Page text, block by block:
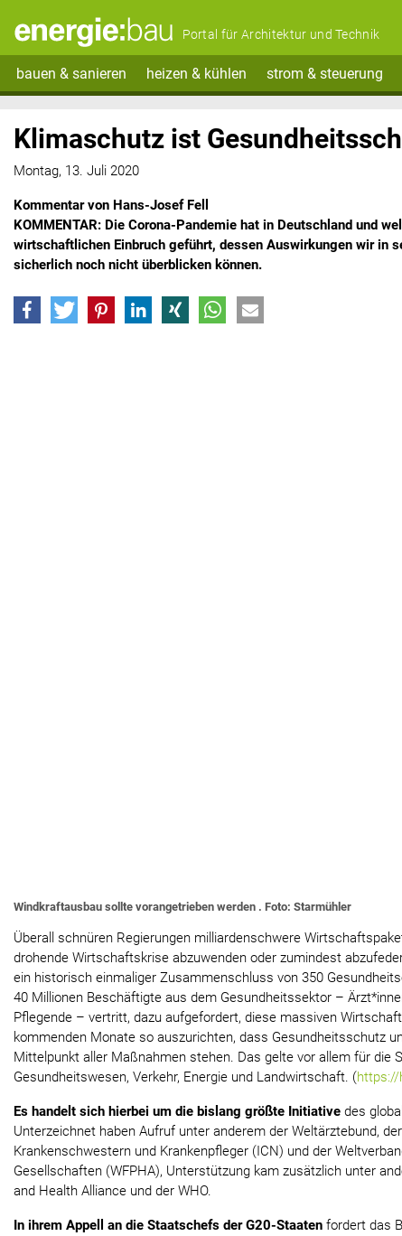
Portal für Architektur und Technik
bauen & sanieren heizen & kühlen strom & steuerung
Klimaschutz ist
Montag, 13. Juli 2020
Kommentar von Hans-Josef Fell
KOMMENTAR: Die Corona-Pandemie hat in Deutschland und
wirtschaftlichen Einbruch geführt, dessen Auswirkungen wir in
sicherlich noch nicht überblicken können.
Windkraftausbau sollte vorangetrieben werden . Foto: Starmühler
Überall schnüren Regierungen milliardenschwere
drohende Wirtschaftskrise abzuwenden oder zumindest
ein historisch einmaliger Zusammenschluss von 350
40 Millionen Beschäftigte aus dem Gesundheitssektor –
Pflegende – vertritt, dazu aufgefordert, diese massiven
kommenden Monate so auszurichten, dass Gesundheitsschutz
Mittelpunkt aller Maßnahmen stehen. Das gelte vor allem für die
Gesundheitswesen, Verkehr, Energie und Landwirtschaft. (https://
Es handelt sich hierbei um die bislang größte Initiative des
Unterzeichnet haben Aufruf unter anderem der Weltärztebund,
Krankenschwestern und Krankenpfleger (ICN) und der
Gesellschaften (WFPHA), Unterstützung kam zusätzlich unter
and Health Alliance und der WHO.
In ihrem Appell an die Staatschefs der G20-Staaten fordert das